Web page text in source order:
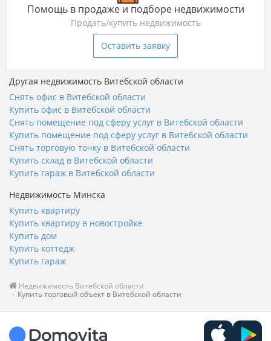
Помощь в продаже и подборе недвижимости
Продать/купить недвижимость
Оставить заявку
Другая недвижимость Витебской области
Снять офис в Витебской области
Купить офис в Витебской области
Снять помещение под сферу услуг в Витебской области
Купить помещение под сферу услуг в Витебской области
Снять торговую точку в Витебской области
Купить склад в Витебской области
Купить гараж в Витебской области
Недвижимость Минска
Купить квартиру
Купить квартиру в новостройке
Купить дом
Купить коттедж
Купить гараж
Недвижимость Витебской области
Купить торговый объект в Витебской области